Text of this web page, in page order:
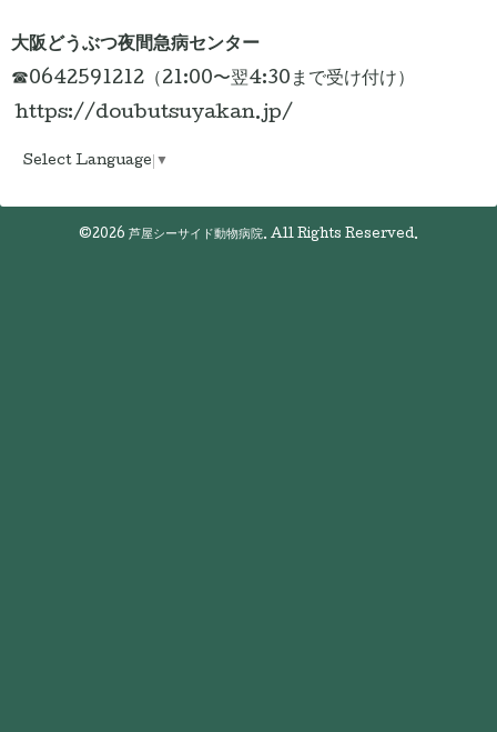
大阪どうぶつ夜間急病センター
☎0642591212（21:00〜翌4:30まで受け付け）
https://doubutsuyakan.jp/
Select Language ▼
©2026 芦屋シーサイド動物病院. All Rights Reserved.